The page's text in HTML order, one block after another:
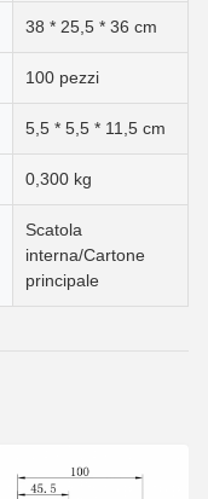
38 * 25,5 * 36 cm
100 pezzi
5,5 * 5,5 * 11,5 cm
0,300 kg
Scatola
interna/Cartone
principale